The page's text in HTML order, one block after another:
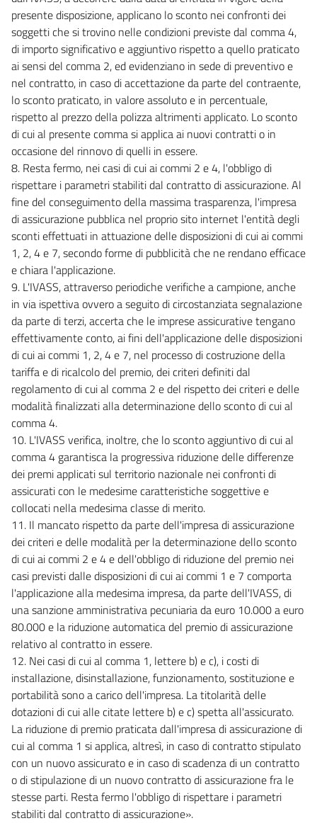
presente disposizione, applicano lo sconto nei confronti dei
soggetti che si trovino nelle condizioni previste dal comma 4,
di importo significativo e aggiuntivo rispetto a quello praticato
ai sensi del comma 2, ed evidenziano in sede di preventivo e
nel contratto, in caso di accettazione da parte del contraente,
lo sconto praticato, in valore assoluto e in percentuale,
rispetto al prezzo della polizza altrimenti applicato. Lo sconto
di cui al presente comma si applica ai nuovi contratti o in
occasione del rinnovo di quelli in essere.
8. Resta fermo, nei casi di cui ai commi 2 e 4, l'obbligo di
rispettare i parametri stabiliti dal contratto di assicurazione. Al
fine del conseguimento della massima trasparenza, l'impresa
di assicurazione pubblica nel proprio sito internet l'entità degli
sconti effettuati in attuazione delle disposizioni di cui ai commi
1, 2, 4 e 7, secondo forme di pubblicità che ne rendano efficace
e chiara l'applicazione.
9. L'IVASS, attraverso periodiche verifiche a campione, anche
in via ispettiva ovvero a seguito di circostanziata segnalazione
da parte di terzi, accerta che le imprese assicurative tengano
effettivamente conto, ai fini dell'applicazione delle disposizioni
di cui ai commi 1, 2, 4 e 7, nel processo di costruzione della
tariffa e di ricalcolo del premio, dei criteri definiti dal
regolamento di cui al comma 2 e del rispetto dei criteri e delle
modalità finalizzati alla determinazione dello sconto di cui al
comma 4.
10. L'IVASS verifica, inoltre, che lo sconto aggiuntivo di cui al
comma 4 garantisca la progressiva riduzione delle differenze
dei premi applicati sul territorio nazionale nei confronti di
assicurati con le medesime caratteristiche soggettive e
collocati nella medesima classe di merito.
11. Il mancato rispetto da parte dell'impresa di assicurazione
dei criteri e delle modalità per la determinazione dello sconto
di cui ai commi 2 e 4 e dell'obbligo di riduzione del premio nei
casi previsti dalle disposizioni di cui ai commi 1 e 7 comporta
l'applicazione alla medesima impresa, da parte dell'IVASS, di
una sanzione amministrativa pecuniaria da euro 10.000 a euro
80.000 e la riduzione automatica del premio di assicurazione
relativo al contratto in essere.
12. Nei casi di cui al comma 1, lettere b) e c), i costi di
installazione, disinstallazione, funzionamento, sostituzione e
portabilità sono a carico dell'impresa. La titolarità delle
dotazioni di cui alle citate lettere b) e c) spetta all'assicurato.
La riduzione di premio praticata dall'impresa di assicurazione di
cui al comma 1 si applica, altresì, in caso di contratto stipulato
con un nuovo assicurato e in caso di scadenza di un contratto
o di stipulazione di un nuovo contratto di assicurazione fra le
stesse parti. Resta fermo l'obbligo di rispettare i parametri
stabiliti dal contratto di assicurazione».